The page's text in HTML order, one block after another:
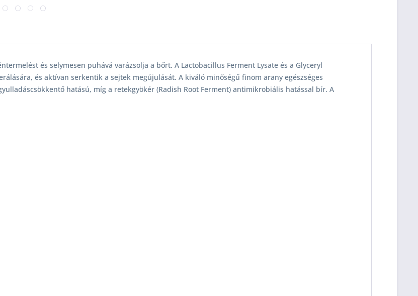
és selymesen puhává varázsolja a bőrt. A Lactobacillus Ferment Lysate és a Glyceryl
és aktívan serkentik a sejtek megújulását. A kiváló minőségű finom arany egészséges
hatású, míg a retekgyökér (Radish Root Ferment) antimikrobiális hatással bír. A